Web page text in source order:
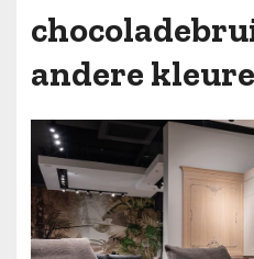
andere